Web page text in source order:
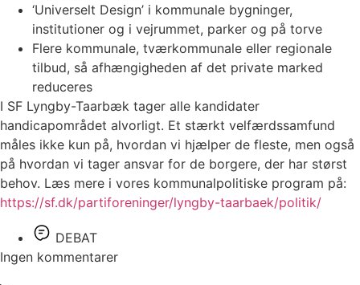
‘Universelt Design’ i kommunale bygninger,
institutioner og i vejrummet, parker og på torve
Flere kommunale, tværkommunale eller regionale
tilbud, så afhængigheden af det private marked
reduceres
I SF Lyngby-Taarbæk tager alle kandidater
handicapområdet alvorligt. Et stærkt velfærdssamfund
måles ikke kun på, hvordan vi hjælper de fleste, men også
på hvordan vi tager ansvar for de borgere, der har størst
behov. Læs mere i vores kommunalpolitiske program på:
https://sf.dk/partiforeninger/lyngby-taarbaek/politik/
DEBAT
Ingen kommentarer